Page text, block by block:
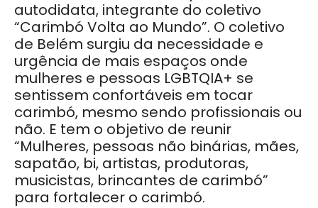
autodidata, integrante do coletivo
“Carimbó Volta ao Mundo”. O coletivo
de Belém surgiu da necessidade e
urgência de mais espaços onde
mulheres e pessoas LGBTQIA+ se
sentissem confortáveis em tocar
carimbó, mesmo sendo profissionais ou
não. E tem o objetivo de reunir
“Mulheres, pessoas não binárias, mães,
sapatão, bi, artistas, produtoras,
musicistas, brincantes de carimbó”
para fortalecer o carimbó.